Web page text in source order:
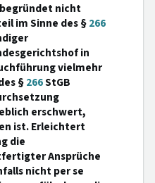
nicht
im Sinne des §266
in
vielmehr
§266StGB
erschwert,
ist. Erleichtert
die
Ansprüche
nicht per se